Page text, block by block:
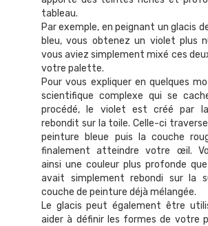
tableau.
Par exemple, en peignant un glacis
bleu, vous obtenez un violet plus
vous aviez simplement mixé ces
votre palette.
Pour vous expliquer en quelques
scientifique complexe qui se
procédé, le violet est créé par
rebondit sur la toile. Celle-ci
peinture bleue puis la couche
finalement atteindre votre œil.
ainsi une couleur plus profonde
avait simplement rebondi sur la
couche de peinture déjà mélangée.
Le glacis peut également être
aider à définir les formes de votre